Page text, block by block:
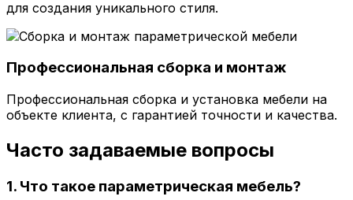
для создания уникального стиля.
Профессиональная сборка и монтаж
Профессиональная сборка и установка мебели на
объекте клиента, с гарантией точности и качества.
Часто задаваемые вопросы
1. Что такое параметрическая мебель?